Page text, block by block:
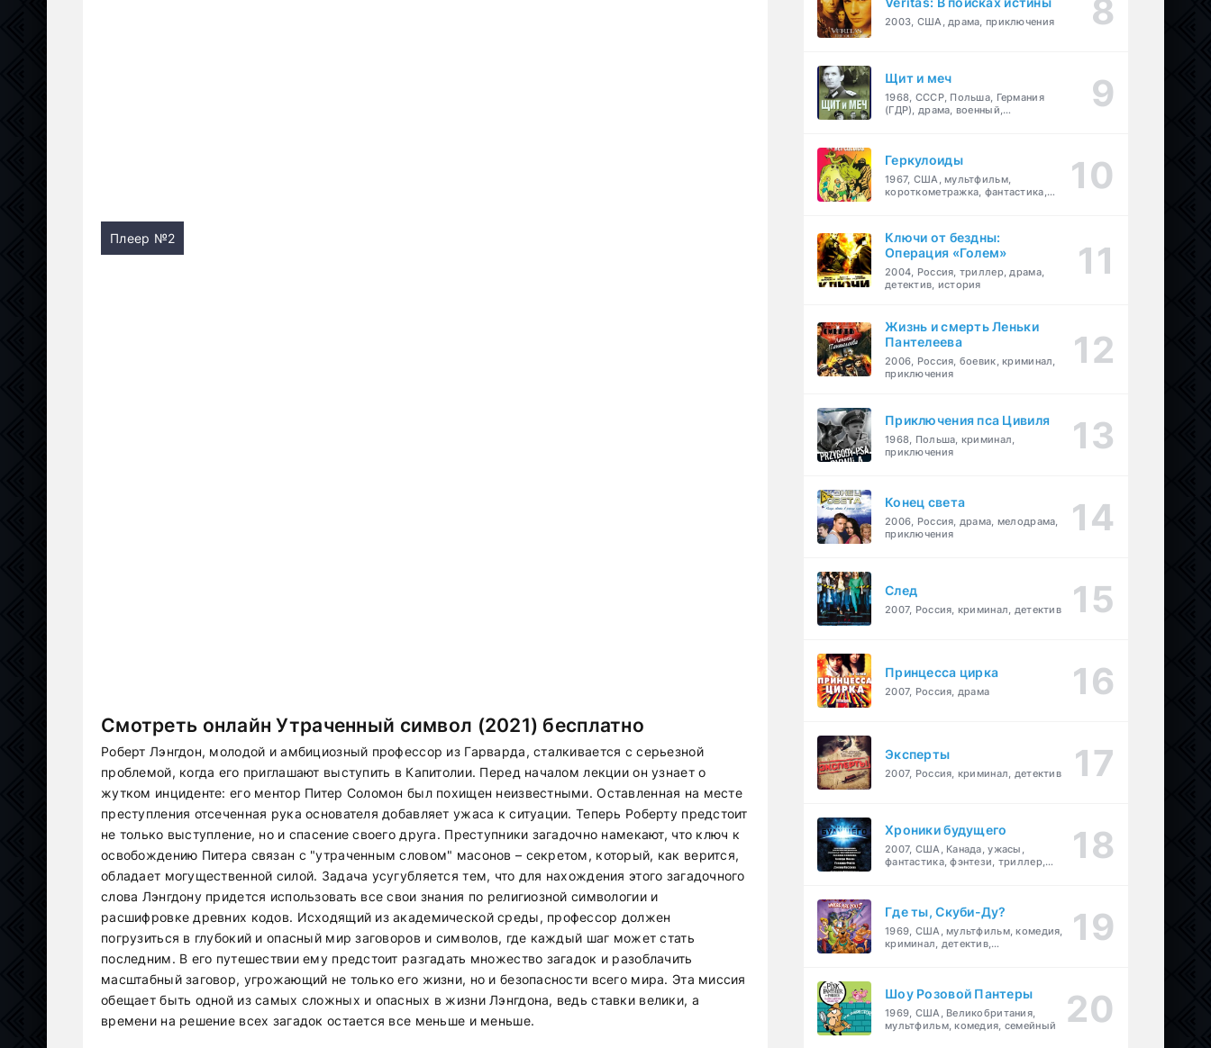
Плеер №2
Смотреть онлайн Утраченный символ (2021) бесплатно
Роберт Лэнгдон, молодой и амбициозный профессор из Гарварда, сталкивается с серьезной
проблемой, когда его приглашают выступить в Капитолии. Перед началом лекции он узнает о
жутком инциденте: его ментор Питер Соломон был похищен неизвестными. Оставленная на месте
преступления отсеченная рука основателя добавляет ужаса к ситуации. Теперь Роберту предстоит
не только выступление, но и спасение своего друга. Преступники загадочно намекают, что ключ к
освобождению Питера связан с "утраченным словом" масонов – секретом, который, как верится,
обладает могущественной силой. Задача усугубляется тем, что для нахождения этого загадочного
слова Лэнгдону придется использовать все свои знания по религиозной символогии и
расшифровке древних кодов. Исходящий из академической среды, профессор должен
погрузиться в глубокий и опасный мир заговоров и символов, где каждый шаг может стать
последним. В его путешествии ему предстоит разгадать множество загадок и разоблачить
масштабный заговор, угрожающий не только его жизни, но и безопасности всего мира. Эта миссия
обещает быть одной из самых сложных и опасных в жизни Лэнгдона, ведь ставки велики, а
времени на решение всех загадок остается все меньше и меньше.
2003, США, драма, приключения
Щит и меч
1968, СССР, Польша, Германия
(ГДР), драма, военный,
Геркулоиды
1967, США, мультфильм,
короткометражка, фантастика,
Ключи от бездны:
Операция «Голем»
2004, Россия, триллер, драма,
детектив, история
Жизнь и смерть Леньки
Пантелеева
2006, Россия, боевик, криминал,
приключения
Приключения пса Цивиля
1968, Польша, криминал,
приключения
Конец света
2006, Россия, драма, мелодрама,
приключения
След
2007, Россия, криминал, детектив
Принцесса цирка
2007, Россия, драма
Эксперты
2007, Россия, криминал, детектив
Хроники будущего
2007, США, Канада, ужасы,
фантастика, фэнтези, триллер,
Где ты, Скуби-Ду?
1969, США, мультфильм, комедия,
криминал, детектив,
Шоу Розовой Пантеры
1969, США, Великобритания,
мультфильм, комедия, семейный